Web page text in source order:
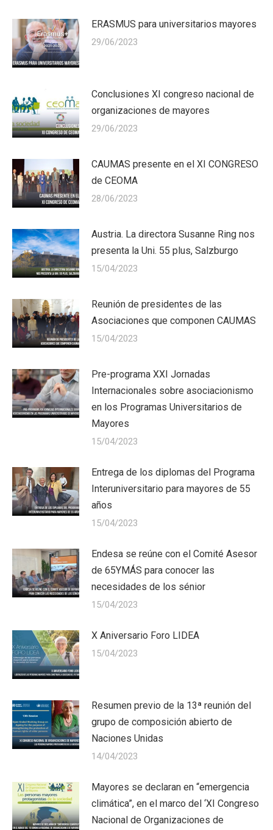
ERASMUS para universitarios mayores
29/06/2023
Conclusiones XI congreso nacional de
organizaciones de mayores
29/06/2023
CAUMAS presente en el XI CONGRESO
de CEOMA
28/06/2023
Austria. La directora Susanne Ring nos
presenta la Uni. 55 plus, Salzburgo
15/04/2023
Reunión de presidentes de las
Asociaciones que componen CAUMAS
15/04/2023
Pre-programa XXI Jornadas
Internacionales sobre asociacionismo
en los Programas Universitarios de
Mayores
15/04/2023
Entrega de los diplomas del Programa
Interuniversitario para mayores de 55
años
15/04/2023
Endesa se reúne con el Comité Asesor
de 65YMÁS para conocer las
necesidades de los sénior
15/04/2023
X Aniversario Foro LIDEA
15/04/2023
Resumen previo de la 13ª reunión del
grupo de composición abierto de
Naciones Unidas
14/04/2023
Mayores se declaran en “emergencia
climática”, en el marco del ‘XI Congreso
Nacional de Organizaciones de